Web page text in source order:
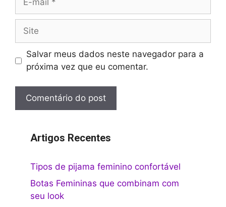
Site
Salvar meus dados neste navegador para a
próxima vez que eu comentar.
Artigos Recentes
Tipos de pijama feminino confortável
Botas Femininas que combinam com
seu look